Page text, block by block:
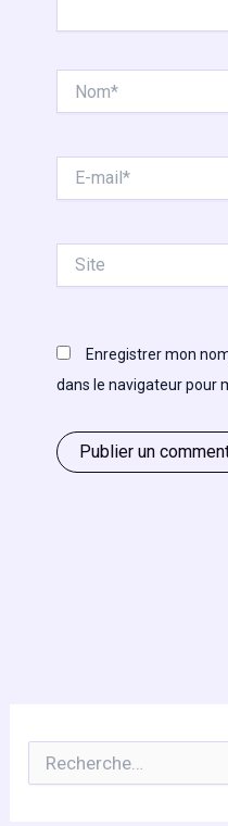
mail*
Enregistrer mon
dans le navigateur pour